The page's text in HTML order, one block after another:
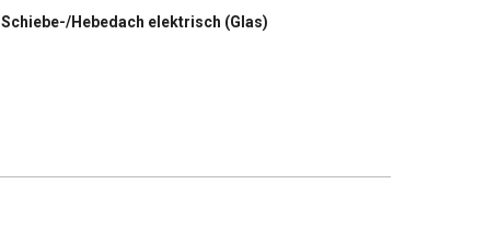
Schiebe-/Hebedach elektrisch (Glas)